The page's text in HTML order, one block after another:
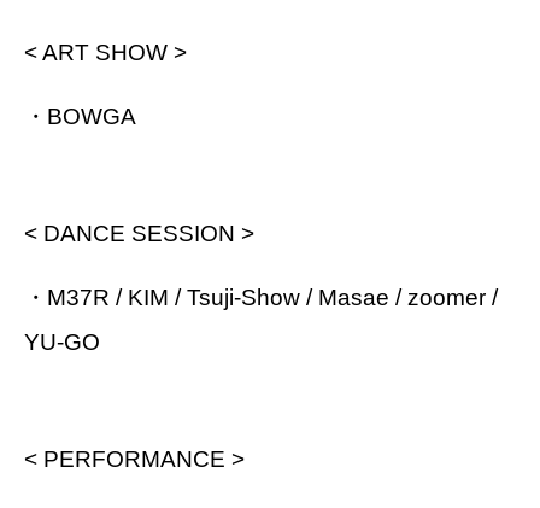
< ART SHOW >
・BOWGA
< DANCE SESSION >
・M37R / KIM / Tsuji-Show / Masae / zoomer /
YU-GO
< PERFORMANCE >